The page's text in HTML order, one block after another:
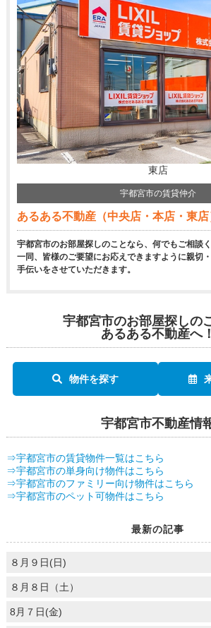
東店
宇都宮市の賃貸仲介
あるある不動産（中央店・本店・東店
宇都宮市のお部屋探しのことなら、何でもご相談
一同、皆様のご要望にお応えできますように親切
手伝いをさせていただきます。
宇都宮市のお部屋探しの
あるある不動産へ！
物件を探す
宇都宮市不動産情
⇒宇都宮市の賃貸物件一覧はこちら
⇒宇都宮市の単身向け物件はこちら
⇒宇都宮市のファミリー向け物件はこちら
⇒宇都宮市のペット可物件はこちら
最新の記事
８月９日(日)
８月８日（土）
8月７日(金)